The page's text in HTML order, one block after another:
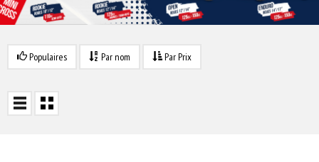
Populaires Par nom Par Prix